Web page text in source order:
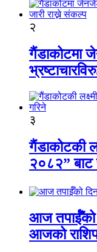
२
गैंडाकोटमा
३
गैंडाकोटकी
२०८२” बाट
आज तपाईँको
आजको